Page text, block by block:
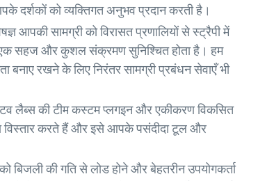
दर्शकों को व्यक्तिगत अनुभव प्रदान करती है।
आपकी सामग्री को विरासत प्रणालियों से स्ट्रैपी में
सहज और कुशल संक्रमण सुनिश्चित होता है। हम
बनाए रखने के लिए निरंतर सामग्री प्रबंधन सेवाएँ भी
लैब्स की टीम कस्टम प्लगइन और एकीकरण विकसित
विस्तार करते हैं और इसे आपके पसंदीदा टूल और
बिजली की गति से लोड होने और बेहतरीन उपयोगकर्ता